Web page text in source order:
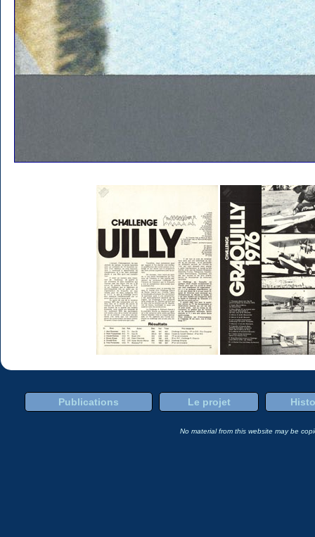
Publications Le projet
No material from this website may be